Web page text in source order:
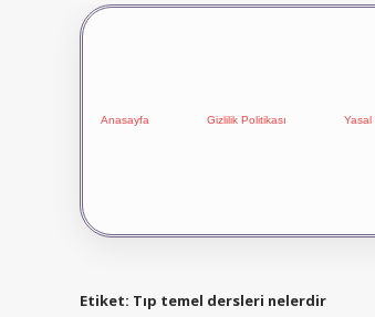
Anasayfa Gizlilik Politikası Yasal
Etiket: Tıp temel dersleri nelerdir